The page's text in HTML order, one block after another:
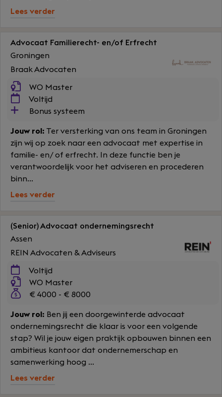
Lees verder
Advocaat Familierecht- en/of Erfrecht
Groningen
Braak Advocaten
WO Master
Voltijd
Bonus systeem
Jouw rol: Ter versterking van ons team in Groningen
zijn wij op zoek naar een advocaat met expertise in
familie- en/ of erfrecht. In deze functie ben je
verantwoordelijk voor het adviseren en procederen
binn...
Lees verder
(Senior) Advocaat ondernemingsrecht
Assen
REIN Advocaten & Adviseurs
Voltijd
WO Master
€ 4000 - € 8000
Jouw rol: Ben jij een doorgewinterde advocaat
ondernemingsrecht die klaar is voor een volgende
stap? Wil je jouw eigen praktijk opbouwen binnen een
ambitieus kantoor dat ondernemerschap en
samenwerking hoog ...
Lees verder